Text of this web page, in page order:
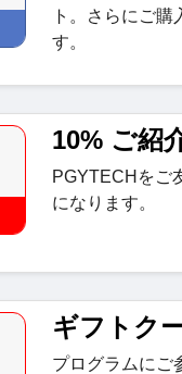
ト。さらにご
す。
10% ご紹
PGYTECHをご
になります。
ギフトク
プログラムにご